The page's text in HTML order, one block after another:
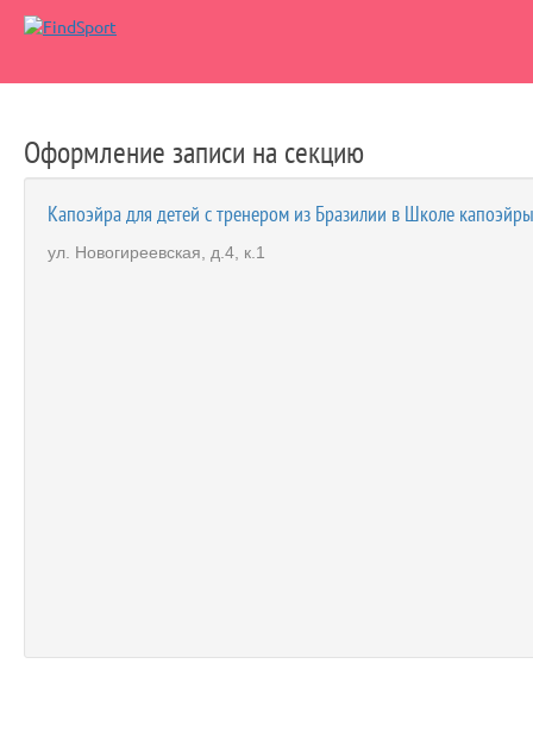
Оформление записи на секцию
Капоэйра для детей с тренером из Бразилии в Школе
ул. Новогиреевская, д.4, к.1